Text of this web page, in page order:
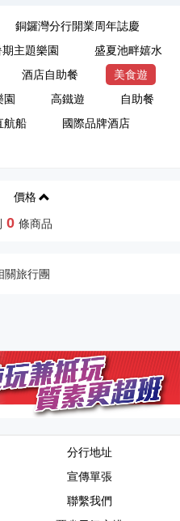
銅鑼灣分行開業周年誌慶
期主題樂園
盛夏池畔嬉水
酒店自助餐
美食遊
園 高鐵遊
自助餐
航船
國際品牌酒店
價格
0 條商品
關旅行團
分行地址
宣傳單張
聯繫我們